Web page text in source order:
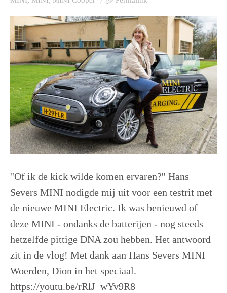
''Of ik de kick wilde komen ervaren?'' Hans
Severs MINI nodigde mij uit voor een testrit met
de nieuwe MINI Electric. Ik was benieuwd of
deze MINI - ondanks de batterijen - nog steeds
hetzelfde pittige DNA zou hebben. Het antwoord
zit in de vlog! Met dank aan Hans Severs MINI
Woerden, Dion in het speciaal.
https://youtu.be/rRlJ_wYv9R8